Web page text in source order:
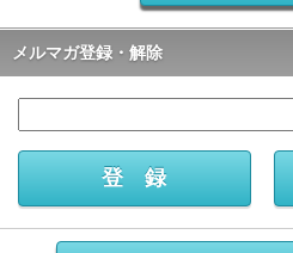
メルマガ登録・解除